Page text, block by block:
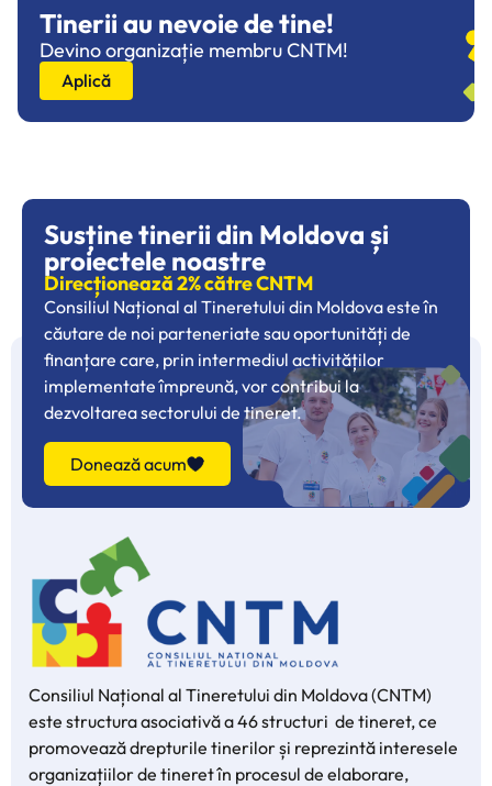
Tinerii au nevoie de tine!
Devino organizație membru CNTM!
Aplică
Susține tinerii din Moldova și
proiectele noastre
Direcționează 2% către CNTM
Consiliul Național al Tineretului din Moldova este în
căutare de noi parteneriate sau oportunități de
finanțare care, prin intermediul activităților
implementate împreună, vor contribui la
dezvoltarea sectorului de tineret.
Donează acum
Consiliul Național al Tineretului din Moldova (CNTM)
este structura asociativă a 46 structuri de tineret, ce
promovează drepturile tinerilor și reprezintă interesele
organizațiilor de tineret în procesul de elaborare,